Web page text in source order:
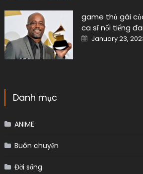
game thủ gái
ca sĩ nổi tiếng
Posted
on
January 23,
Danh mục
ANIME
Buôn chuyện
Đời sống